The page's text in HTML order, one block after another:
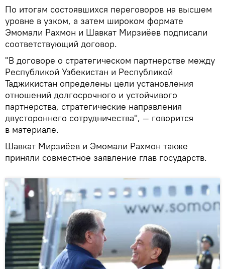
По итогам состоявшихся переговоров на высшем
уровне в узком, а затем широком формате
Эмомали Рахмон и Шавкат Мирзиёев подписали
соответствующий договор.
"В договоре о стратегическом партнерстве между
Республикой Узбекистан и Республикой
Таджикистан определены цели установления
отношений долгосрочного и устойчивого
партнерства, стратегические направления
двустороннего сотрудничества", — говорится
в материале.
Шавкат Мирзиёев и Эмомали Рахмон также
приняли совместное заявление глав государств.